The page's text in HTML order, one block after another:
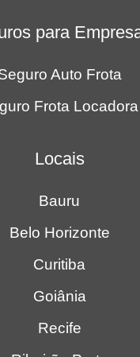
para
Auto Frota
Frota Locadora
Locais
Bauru
Belo Horizonte
Curitiba
Goiânia
Recife